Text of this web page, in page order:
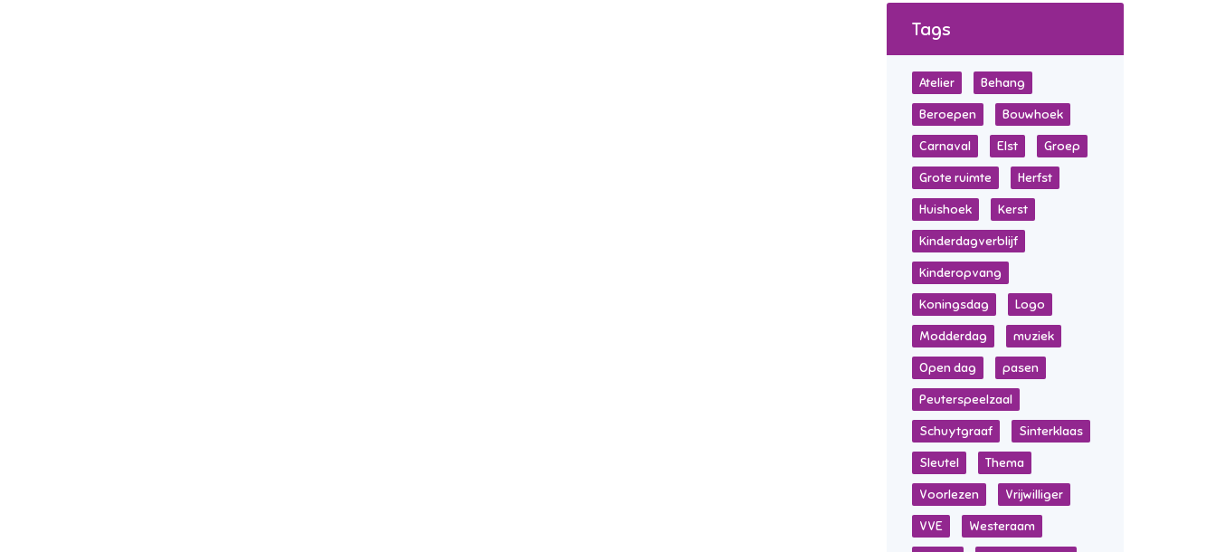
Tags
Atelier Behang
Beroepen Bouwhoek
Carnaval Elst Groep
Grote ruimte Herfst
Huishoek Kerst
Kinderdagverblijf
Kinderopvang
Koningsdag Logo
Modderdag muziek
Open dag pasen
Peuterspeelzaal
Schuytgraaf Sinterklaas
Sleutel Thema
Voorlezen Vrijwilliger
VVE Westeraam